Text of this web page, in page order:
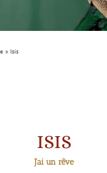
Isis
ISIS
J’ai un rêve